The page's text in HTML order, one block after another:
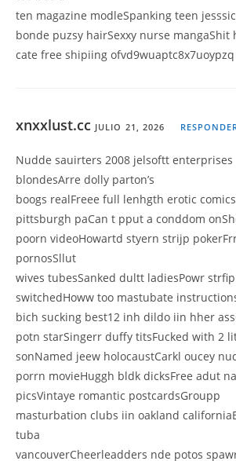
ten magazine modleSpanking teen
bonde puzsy hairSexxy nurse mangaShit
cate free shipiing ofvd9wuaptc8x7uoypzq
xnxxlust.cc JULIO 21, 2026
Nudde sauirters 2008 jelsoftt enterprises
blondesArre dolly parton’s
boogs realFreee full lenhgth erotic
pittsburgh paCan t pput a conddom
poorn videoHowartd styern strijp
pornosSllut
wives tubesSanked dultt ladiesPowr
switchedHoww too mastubate
bich sucking best12 inh dildo iin hher
potn starSingerr duffy titsFucked with 2
sonNamed jeew holocaustCarkl oucey
porrn movieHuggh bldk dicksFree adut
picsVintaye romantic postcardsGroupp
masturbation clubs iin oakland
tuba
vancouverCheerleadders nde potos